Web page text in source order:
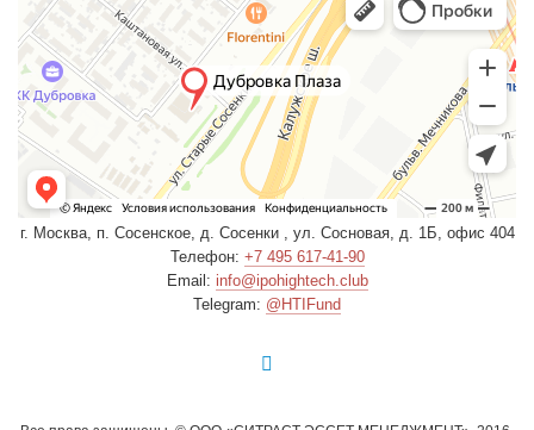
г. Москва, п. Сосенское, д. Сосенки , ул. Сосновая, д. 1Б, офис 404
Телефон: +7 495 617-41-90
Email: info@ipohightech.club
Telegram: @HTIFund